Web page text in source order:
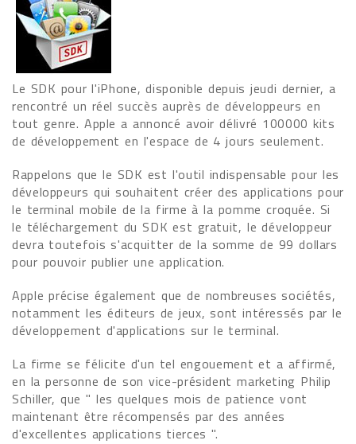
Le SDK pour l'iPhone, disponible depuis jeudi dernier, a
rencontré un réel succès auprès de développeurs en
tout genre. Apple a annoncé avoir délivré 100000 kits
de développement en l'espace de 4 jours seulement.
Rappelons que le SDK est l'outil indispensable pour les
développeurs qui souhaitent créer des applications pour
le terminal mobile de la firme à la pomme croquée. Si
le téléchargement du SDK est gratuit, le développeur
devra toutefois s'acquitter de la somme de 99 dollars
pour pouvoir publier une application.
Apple précise également que de nombreuses sociétés,
notamment les éditeurs de jeux, sont intéressés par le
développement d'applications sur le terminal.
La firme se félicite d'un tel engouement et a affirmé,
en la personne de son vice-président marketing Philip
Schiller, que " les quelques mois de patience vont
maintenant être récompensés par des années
d'excellentes applications tierces ".